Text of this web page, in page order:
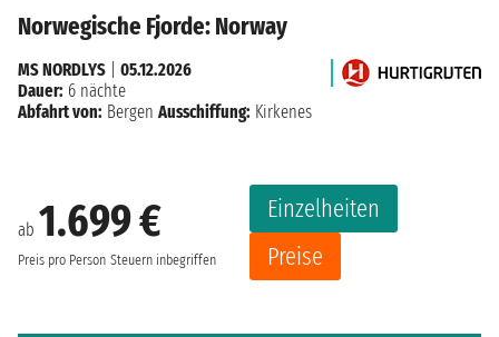
Norwegische Fjorde: Norway
ab 1.699 €
Preis pro Person Steuern inbegriffen
Einzelheiten
Preise
MS NORDLYS
05.12.2026
Dauer: 6 nächte
Abfahrt von: Bergen Ausschiffung: Kirkenes